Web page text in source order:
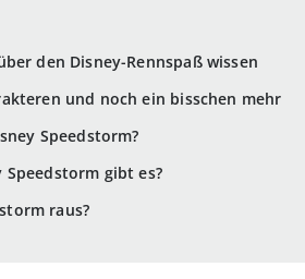
den Disney-Rennspaß wissen
und noch ein bisschen mehr
Speedstorm?
Speedstorm gibt es?
raus?